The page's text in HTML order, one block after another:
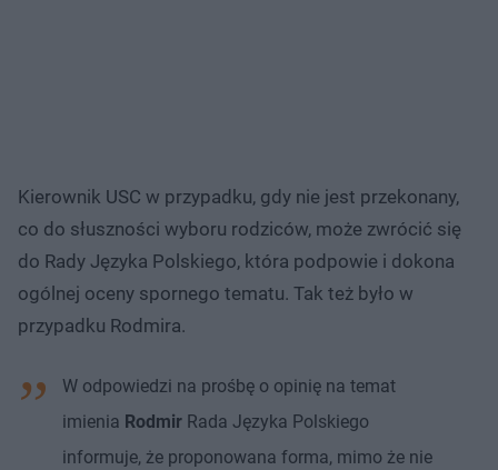
Kierownik USC w przypadku, gdy nie jest przekonany,
co do słuszności wyboru rodziców, może zwrócić się
do Rady Języka Polskiego, która podpowie i dokona
ogólnej oceny spornego tematu. Tak też było w
przypadku Rodmira.
W odpowiedzi na prośbę o opinię na temat
imienia Rodmir Rada Języka Polskiego
informuje, że proponowana forma, mimo że nie